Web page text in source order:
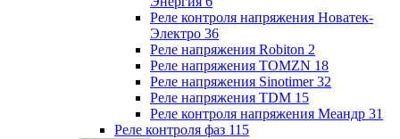
Реле контроля напряжения Новатек-
Электро 36
Реле напряжения Robiton 2
Реле напряжения TOMZN 18
Реле напряжения Sinotimer 32
Реле напряжения TDM 15
Реле контроля напряжения Меандр 31
Реле контроля фаз 115